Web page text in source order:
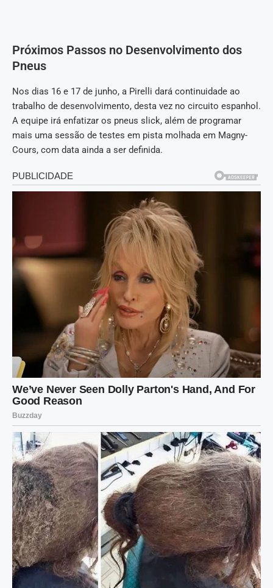
Próximos Passos no Desenvolvimento dos
Pneus
Nos dias 16 e 17 de junho, a Pirelli dará continuidade ao
trabalho de desenvolvimento, desta vez no circuito espanhol.
A equipe irá enfatizar os pneus slick, além de programar
mais uma sessão de testes em pista molhada em Magny-
Cours, com data ainda a ser definida.